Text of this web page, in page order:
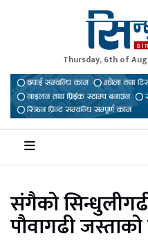
Sindhuli Khabar
News from
Thursday, 6th of
संगैको
पौवागढी